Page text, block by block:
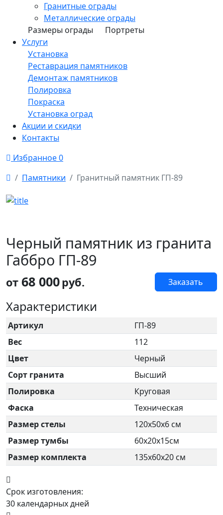
Гранитные ограды
Металлические ограды
Размеры ограды
Портреты
Услуги
Установка
Реставрация памятников
Демонтаж памятников
Полировка
Покраска
Установка оград
Акции и скидки
Контакты
Избранное0
Памятники
Гранитный памятник ГП-89
Черный памятник из гранита
Габбро ГП-89
от 68 000руб. Заказать
Характеристики
Артикул
ГП-89
Вес
112
Цвет
Черный
Сорт гранита
Высший
Полировка
Круговая
Фаска
Техническая
Размер стелы
120х50х6 см
Размер тумбы
60х20х15см
Размер комплекта
135х60х20 см
Срок изготовления:
30 календарных дней